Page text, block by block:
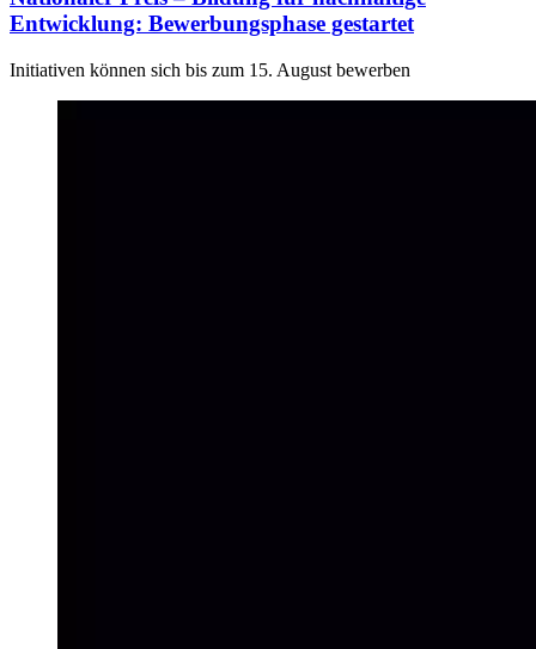
Entwicklung: Bewerbungsphase gestartet
Initiativen können sich bis zum 15. August bewerben